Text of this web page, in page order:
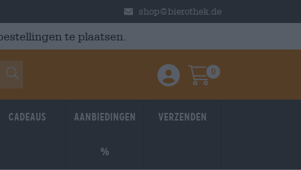
shop@bierothek.de
te plaatsen.
Einloggen / Anmelden
Warenkorb
0
Cadeaus Aanbiedingen
%
Verzenden